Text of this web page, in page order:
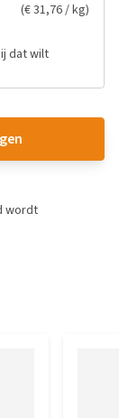
(€ 31,76 / kg)
dat wilt
wordt